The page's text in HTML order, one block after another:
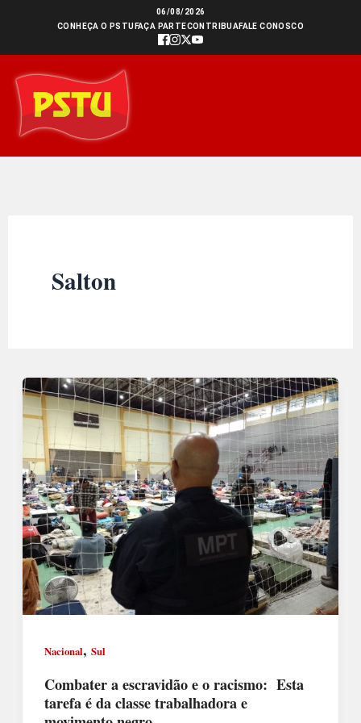
conteúdo
06/08/2026
CONHEÇA O PSTU FAÇA PARTECONTRIBUAFALE CONOSCO
Salton
Nacional, Sul
Combater a escravidão e o racismo: Esta
tarefa é da classe trabalhadora e